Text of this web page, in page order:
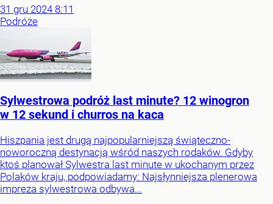
31 gru 2024 8:11
Podróże
Sylwestrowa podróż last minute? 12 winogron
w 12 sekund i churros na kaca
Hiszpania jest drugą najpopularniejszą świąteczno-
noworoczną destynacją wśród naszych rodaków. Gdyby
ktoś planował Sylwestra last minute w ukochanym przez
Polaków kraju, podpowiadamy: Najsłynniejsza plenerowa
impreza sylwestrowa odbywa...